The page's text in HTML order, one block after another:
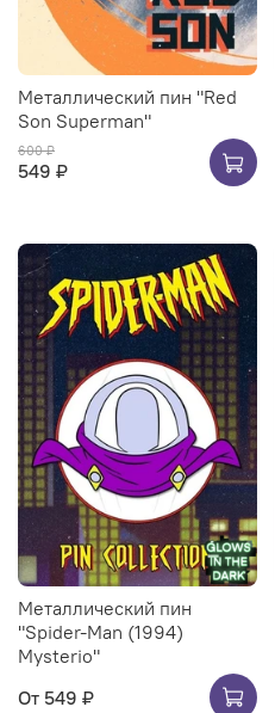
Металлический пин "Red
Son Superman"
600 ₽
549 ₽
Металлический пин
"Spider-Man (1994)
Mysterio"
От 549 ₽